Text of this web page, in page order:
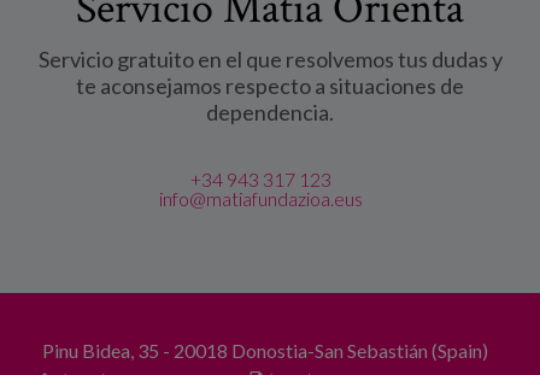
Servicio gratuito en el que resolvemos tus dudas y
te aconsejamos respecto a situaciones de
dependencia.
+34 943 317 123
info@matiafundazioa.eus
Pinu Bidea, 35 - 20018 Donostia-San Sebastián (Spain)